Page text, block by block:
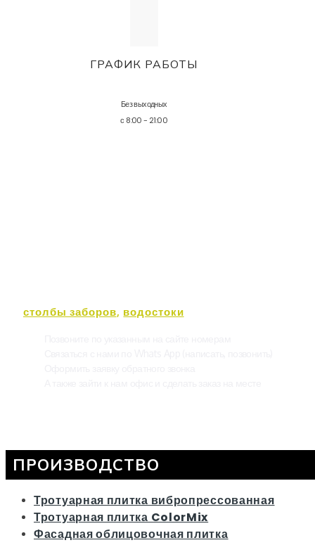
ГРАФИК РАБОТЫ
Без выходных
с 8:00 - 21:00
столбы заборов, водостоки
ПРОИЗВОДСТВО
Тротуарная плитка вибропрессованная
Тротуарная плитка ColorMix
Фасадная облицовочная плитка